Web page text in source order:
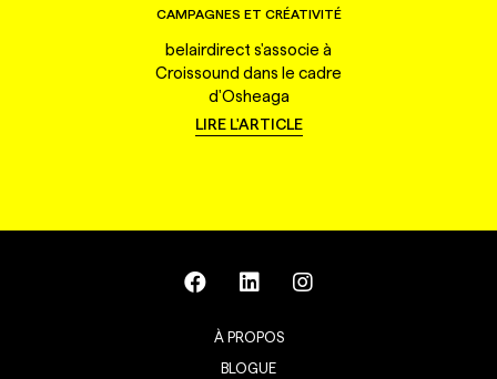
CAMPAGNES ET CRÉATIVITÉ
belairdirect s'associe à
Croissound dans le cadre
d'Osheaga
LIRE L'ARTICLE
À PROPOS
BLOGUE